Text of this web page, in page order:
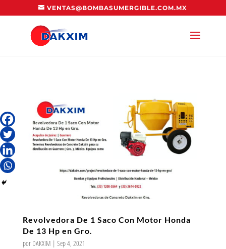
VENTAS@BOMBASUMERGIBLE.COM.MX
Revolvedora De 1 Saco Con Motor Honda
De 13 Hp en Gro.
por DAKXIM | Sep 4, 2021